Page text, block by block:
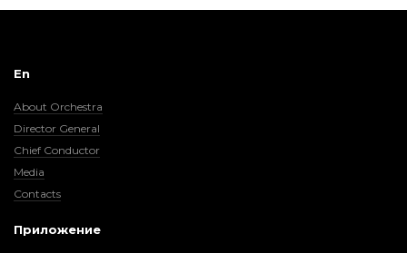
En
About Orchestra
Director General
Chief Conductor
Media
Contacts
Приложение